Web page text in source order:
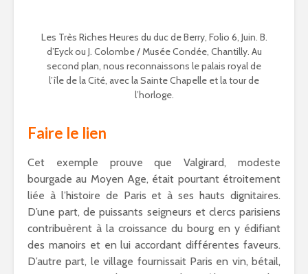
Les Très Riches Heures du duc de Berry, Folio 6, Juin. B.
d’Eyck ou J. Colombe / Musée Condée, Chantilly. Au
second plan, nous reconnaissons le palais royal de
l’île de la Cité, avec la Sainte Chapelle et la tour de
l’horloge.
Faire le lien
Cet exemple prouve que Valgirard, modeste
bourgade au Moyen Age, était pourtant étroitement
liée à l’histoire de Paris et à ses hauts dignitaires.
D’une part, de puissants seigneurs et clercs parisiens
contribuèrent à la croissance du bourg en y édifiant
des manoirs et en lui accordant différentes faveurs.
D’autre part, le village fournissait Paris en vin, bétail,